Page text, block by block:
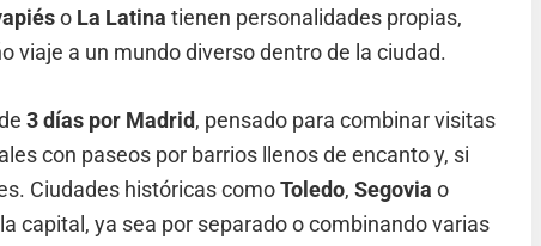
o La Latina tienen personalidades propias,
viaje a un mundo diverso dentro de la ciudad.
3 días por Madrid, pensado para combinar visitas
con paseos por barrios llenos de encanto y, si
Ciudades históricas comoToledo, Segovia o
capital, ya sea por separado o combinando varias